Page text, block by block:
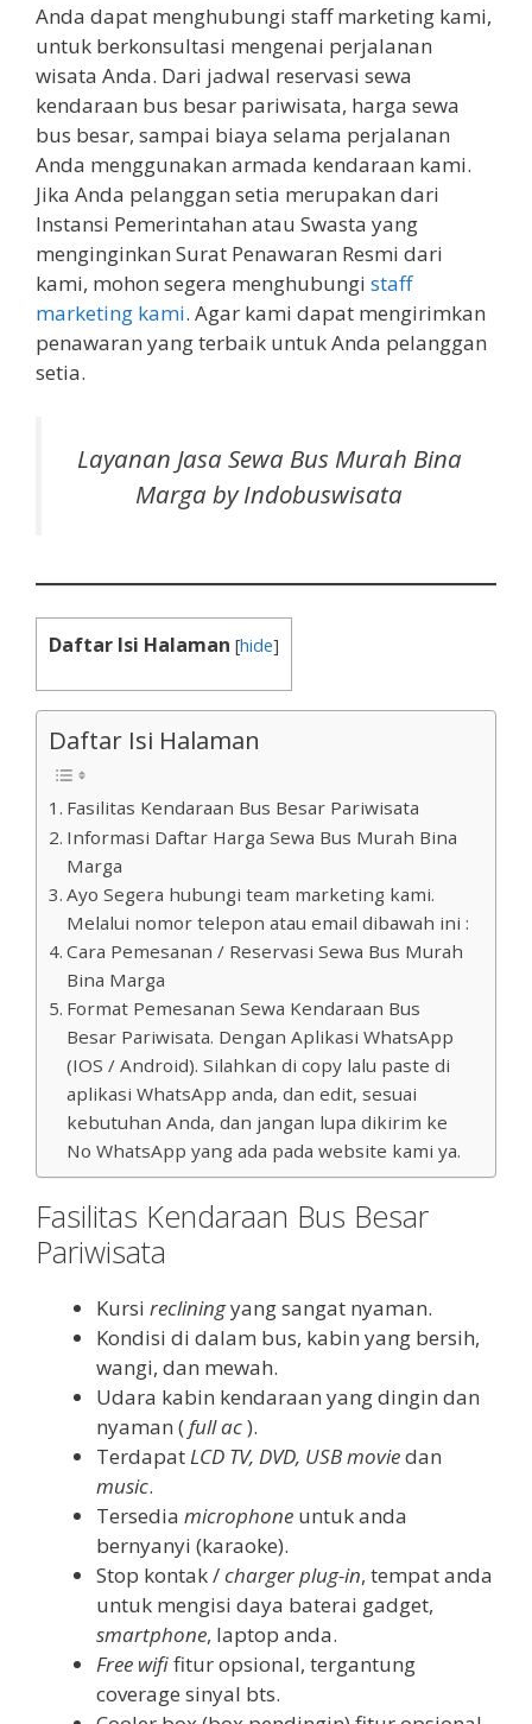
Anda dapat menghubungi staff marketing kami,
untuk berkonsultasi mengenai perjalanan
wisata Anda. Dari jadwal reservasi sewa
kendaraan bus besar pariwisata, harga sewa
bus besar, sampai biaya selama perjalanan
Anda menggunakan armada kendaraan kami.
Jika Anda pelanggan setia merupakan dari
Instansi Pemerintahan atau Swasta yang
menginginkan Surat Penawaran Resmi dari
kami, mohon segera menghubungi staff
marketing kami. Agar kami dapat mengirimkan
penawaran yang terbaik untuk Anda pelanggan
setia.
Layanan Jasa Sewa Bus Murah Bina
Marga by Indobuswisata
Daftar Isi Halaman [hide]
Daftar Isi Halaman
Fasilitas Kendaraan Bus Besar Pariwisata
Informasi Daftar Harga Sewa Bus Murah Bina
Marga
Ayo Segera hubungi team marketing kami.
Melalui nomor telepon atau email dibawah ini :
Cara Pemesanan / Reservasi Sewa Bus Murah
Bina Marga
Format Pemesanan Sewa Kendaraan Bus
Besar Pariwisata. Dengan Aplikasi WhatsApp
(IOS / Android). Silahkan di copy lalu paste di
aplikasi WhatsApp anda, dan edit, sesuai
kebutuhan Anda, dan jangan lupa dikirim ke
No WhatsApp yang ada pada website kami ya.
Fasilitas Kendaraan Bus Besar
Pariwisata
Kursi recliningyang sangat nyaman.
Kondisi di dalam bus, kabin yang bersih,
wangi, dan mewah.
Udara kabin kendaraan yang dingin dan
nyaman (full ac).
TerdapatLCD TV, DVD, USB moviedan
music.
Tersedia microphone untuk anda
bernyanyi (karaoke).
Stop kontak /charger plug-in, tempat anda
untuk mengisi daya baterai gadget,
smartphone, laptop anda.
Free wififitur opsional, tergantung
coverage sinyal bts.